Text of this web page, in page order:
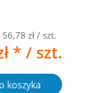
56,78 zł / szt.
* / szt.
koszyka